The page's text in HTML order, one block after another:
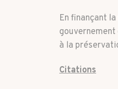
En finançant
à la
Citations